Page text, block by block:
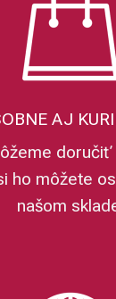
AJ
ho môžete
našom